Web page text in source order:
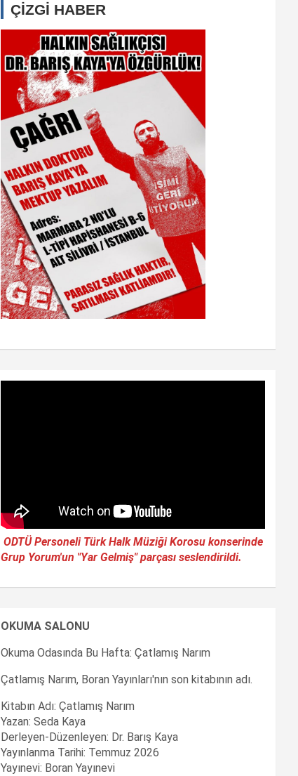
ÇİZGİ HABER
ODTÜ Personeli Türk Halk Müziği Korosu konserinde
Grup Yorum'un "Yar Gelmiş" parçası seslendirildi.
OKUMA SALONU
Okuma Odasında Bu Hafta: Çatlamış Narım
Çatlamış Narım, Boran Yayınları'nın son kitabının adı.
Kitabın Adı: Çatlamış Narım
Yazan: Seda Kaya
Derleyen-Düzenleyen: Dr. Barış Kaya
Yayınlanma Tarihi: Temmuz 2026
Yayınevi: Boran Yayınevi